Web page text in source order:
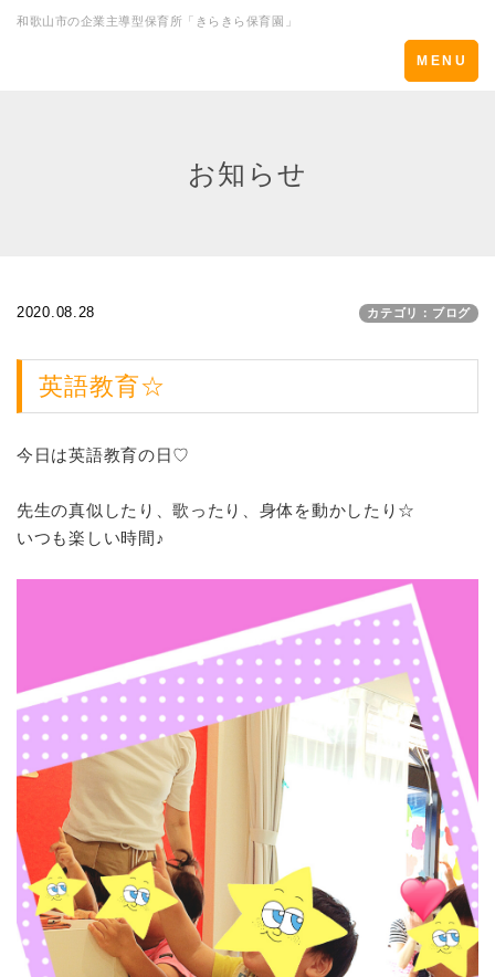
和歌山市の企業主導型保育所「きらきら保育園」
Toggle
navigation
MENU
お知らせ
2020.08.28 カテゴリ：ブログ
英語教育☆
今日は英語教育の日♡
先生の真似したり、歌ったり、身体を動かしたり☆
いつも楽しい時間♪